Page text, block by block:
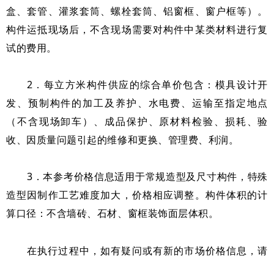
盒、套管、灌浆套筒、螺栓套筒、铝窗框、窗户框等）。
构件运抵现场后，不含现场需要对构件中某类材料进行复
试的费用。
2．每立方米构件供应的综合单价包含：模具设计开
发、预制构件的加工及养护、水电费、运输至指定地点
（不含现场卸车）、成品保护、原材料检验、损耗、验
收、因质量问题引起的维修和更换、管理费、利润。
3．本参考价格信息适用于常规造型及尺寸构件，特殊
造型因制作工艺难度加大，价格相应调整。构件体积的计
算口径：不含墙砖、石材、窗框装饰面层体积。
在执行过程中，如有疑问或有新的市场价格信息，请